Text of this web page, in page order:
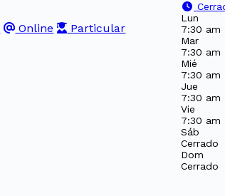
Online Particular
Lun
7:30 am
Mar
7:30 am
Mié
7:30 am
Jue
7:30 am
Vie
7:30 am
Sáb
Cerrado
Dom
Cerrado